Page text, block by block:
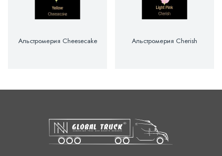
Альстромерия Cheesecake Альстромерия Cherish